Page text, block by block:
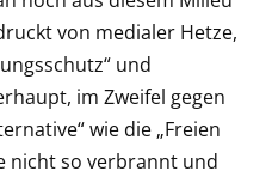
von medialer Hetze,
und
im Zweifel gegen
wie die „Freien
nicht so verbrannt und